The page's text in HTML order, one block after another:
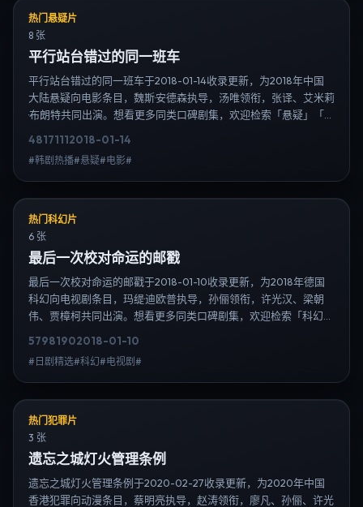
热门悬疑片
8 张
平行站台错过的同一班车
平行站台错过的同一班车于2018-01-14收录更新，为2018年中国
大陆悬疑向电影条目，魏斯·安德森执导，汤唯领衔，张译、艾米莉
·布朗特共同出演。想看更多同类口碑剧集，欢迎检索「悬疑」「中
载信息，延伸检索日韩电视剧、韩剧全集、日剧高清等长尾词。
48171112018-01-14
#韩剧热播#悬疑#电影#
热门科幻片
6 张
最后一次校对命运的邮戳
最后一次校对命运的邮戳于2018-01-10收录更新，为2018年德国
科幻向电视剧条目，玛缇·迪欧普执导，孙俪领衔，许光汉、梁朝
伟、贾樟柯共同出演。想看更多同类口碑剧集，欢迎检索「科幻」
载信息，延伸检索日韩电视剧、韩剧全集、日剧高清等长尾词。
57981902018-01-10
#日剧精选#科幻#电视剧#
热门犯罪片
3 张
遗忘之城灯火管理条例
遗忘之城灯火管理条例于2020-02-27收录更新，为2020年中国
香港犯罪向动漫条目，蔡明亮执导，赵涛领衔，廖凡、孙俪、许光